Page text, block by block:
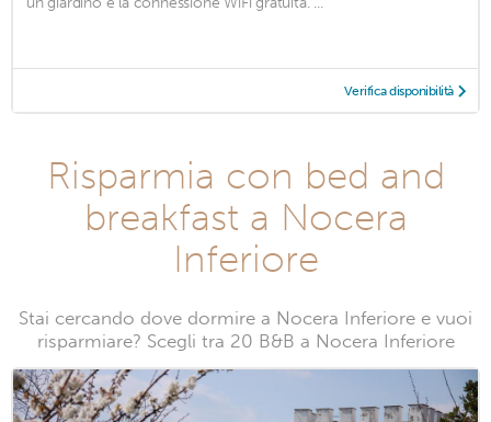
Verifica disponibilità
Risparmia con bed and
breakfast a Nocera
Inferiore
Stai cercando dove dormire a Nocera Inferiore e vuoi
risparmiare? Scegli tra 20 B&B a Nocera Inferiore